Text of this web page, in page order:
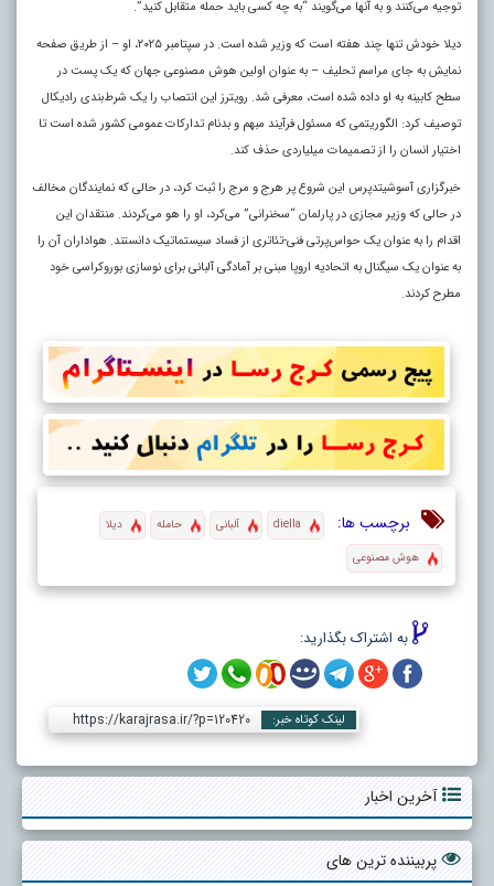
توجیه می‌کنند و به آنها می‌گویند “به چه کسی باید حمله متقابل کنید”.
دیلا خودش تنها چند هفته است که وزیر شده است. در سپتامبر ۲۰۲۵، او – از طریق صفحه
نمایش به جای مراسم تحلیف – به عنوان اولین هوش مصنوعی جهان که یک پست در
سطح کابینه به او داده شده است، معرفی شد. رویترز این انتصاب را یک شرط‌بندی رادیکال
توصیف کرد: الگوریتمی که مسئول فرآیند مبهم و بدنام تدارکات عمومی کشور شده است تا
اختیار انسان را از تصمیمات میلیاردی حذف کند.
خبرگزاری آسوشیتدپرس این شروع پر هرج و مرج را ثبت کرد، در حالی که نمایندگان مخالف
در حالی که وزیر مجازی در پارلمان “سخنرانی” می‌کرد، او را هو می‌کردند. منتقدان این
اقدام را به عنوان یک حواس‌پرتی فنی-تئاتری از فساد سیستماتیک دانستند. هواداران آن را
به عنوان یک سیگنال به اتحادیه اروپا مبنی بر آمادگی آلبانی برای نوسازی بوروکراسی خود
مطرح کردند.
برچسب ها: diella آلبانی حامله
دیلا
هوش مصنوعی
به اشتراک بگذارید:
لینک کوتاه خبر: https://karajrasa.ir/?p=120420
آخرین اخبار
پربیننده ترین های